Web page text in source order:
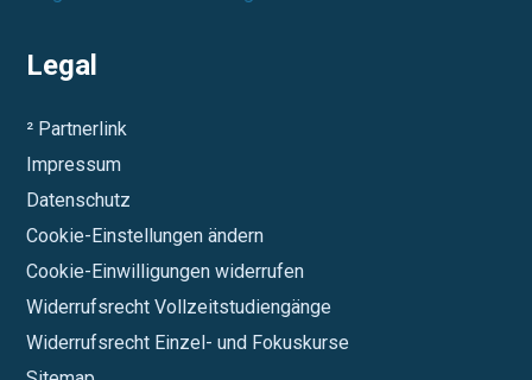
Legal
² Partnerlink
Impressum
Datenschutz
Cookie-Einstellungen ändern
Cookie-Einwilligungen widerrufen
Widerrufsrecht Vollzeitstudiengänge
Widerrufsrecht Einzel- und Fokuskurse